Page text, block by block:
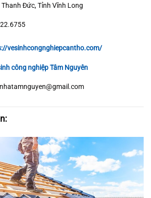
Đức, Tỉnh Vĩnh Long
vesinhcongnghiepcantho.com/
công nghiệp Tâm Nguyên